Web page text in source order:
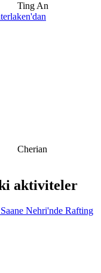
Ting An
Cherian
aktiviteler
Nehri'nde Rafting